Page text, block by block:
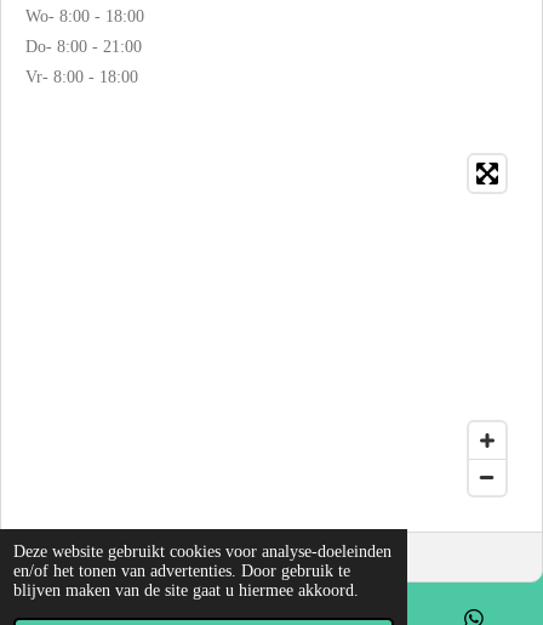
Deze website gebruikt cookies voor analyse-doeleinden
en/of het tonen van advertenties. Door gebruik te
blijven maken van de site gaat u hiermee akkoord.
Wo- 8:00 - 18:00
Do- 8:00 - 21:00
Vr- 8:00 - 18:00